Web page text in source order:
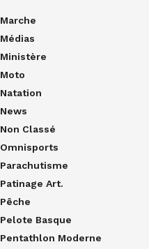
Marche
Médias
Ministère
Moto
Natation
News
Non Classé
Omnisports
Parachutisme
Patinage Art.
Pêche
Pelote Basque
Pentathlon Moderne